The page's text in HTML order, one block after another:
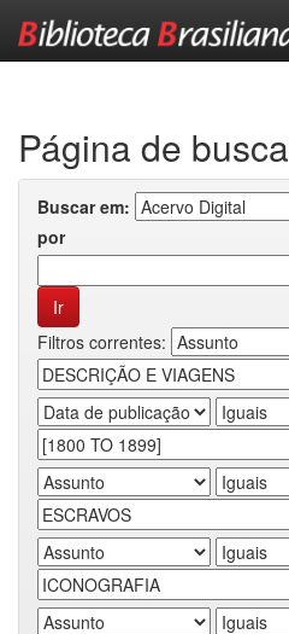
Página de busca
Buscar em:
por
Filtros correntes: